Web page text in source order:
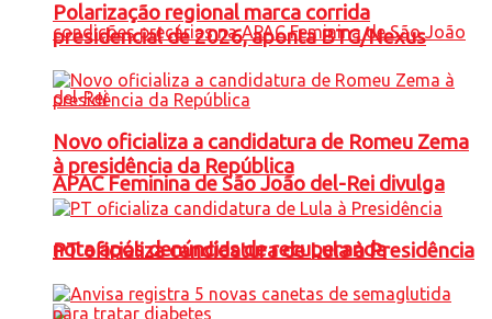
APAC Feminina de São João del-Rei divulga
nota após denúncias de recuperanda
Polarização regional marca corrida
presidencial de 2026, aponta BTG/Nexus
Novo oficializa a candidatura de Romeu Zema
à presidência da República
PT oficializa candidatura de Lula à Presidência